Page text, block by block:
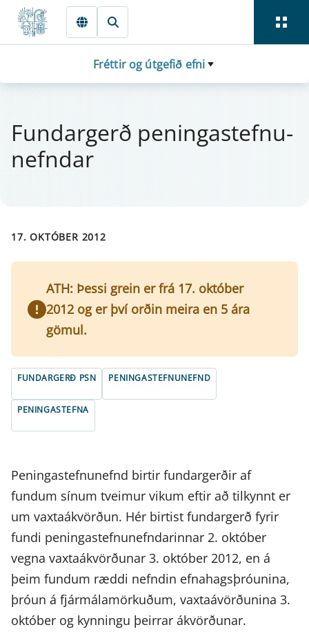
Fara beint í Meginmál
Fréttir og útgefið efni
Fund­ar­gerð pen­inga­stefnu­
nefnd­ar
17. OKTÓBER 2012
ATH: Þessi grein er frá 17. október
2012 og er því orðin meira en 5 ára
gömul.
FUNDARGERÐ PSN PENINGASTEFNUNEFND
PENINGASTEFNA
Peningastefnunefnd birtir fundargerðir af
fundum sínum tveimur vikum eftir að tilkynnt er
um vaxtaákvörðun. Hér birtist fundargerð fyrir
fundi peningastefnunefndarinnar 2. október
vegna vaxtaákvörðunar 3. október 2012, en á
þeim fundum ræddi nefndin efnahagsþróunina,
þróun á fjármálamörkuðum, vaxtaávörðunina 3.
október og kynningu þeirrar ákvörðunar.